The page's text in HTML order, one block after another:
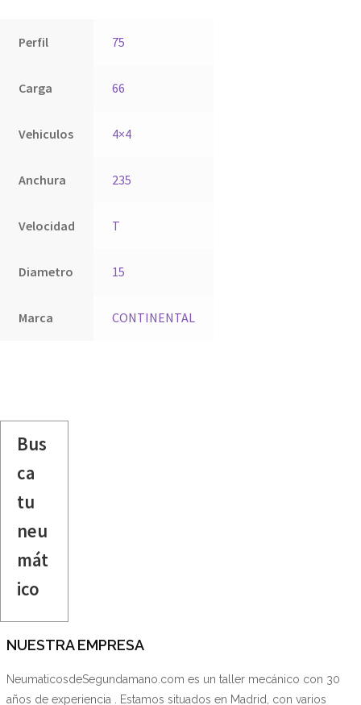
Perfil 75
Carga 66
Vehiculos 4×4
Anchura 235
Velocidad T
Diametro 15
Marca CONTINENTAL
Bus
ca
tu
neu
mát
ico
NUESTRA EMPRESA
NeumaticosdeSegundamano.com es un taller mecánico con 30
años de experiencia . Estamos situados en Madrid, con varios